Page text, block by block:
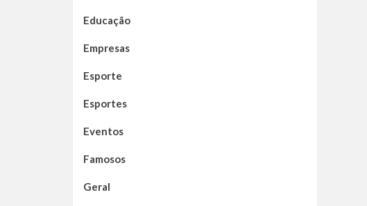
Educação
Empresas
Esporte
Esportes
Eventos
Famosos
Geral